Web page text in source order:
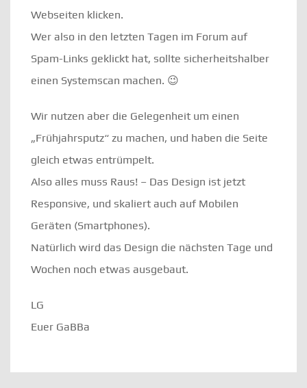
Webseiten klicken.
Wer also in den letzten Tagen im Forum auf
Spam-Links geklickt hat, sollte sicherheitshalber
einen Systemscan machen. 😉
Wir nutzen aber die Gelegenheit um einen
„Frühjahrsputz“ zu machen, und haben die Seite
gleich etwas entrümpelt.
Also alles muss Raus! – Das Design ist jetzt
Responsive, und skaliert auch auf Mobilen
Geräten (Smartphones).
Natürlich wird das Design die nächsten Tage und
Wochen noch etwas ausgebaut.
LG
Euer GaBBa